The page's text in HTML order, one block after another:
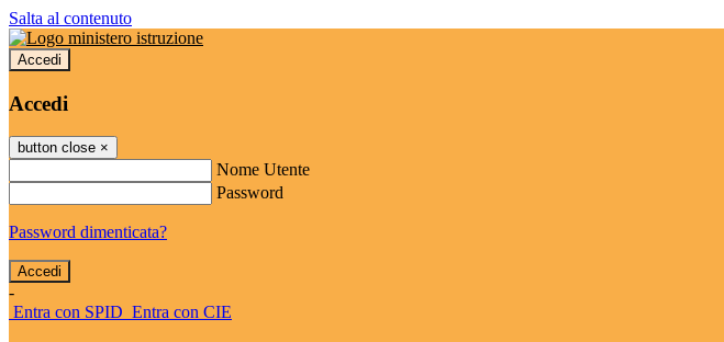
Salta al contenuto
Accedi
Accedi
button close ×
Nome Utente
Password
Password dimenticata?
-
Entra con SPID Entra con CIE